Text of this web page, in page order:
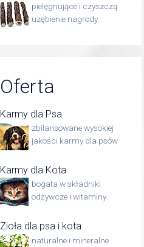
pielęgnujące i czyszczą
uzębienie nagrody
Oferta
Karmy dla Psa
zbilansowane wysokiej
jakości karmy dla psów
Karmy dla Kota
bogata w składniki
odżywcze i witaminy
Zioła dla psa i kota
naturalne i mineralne